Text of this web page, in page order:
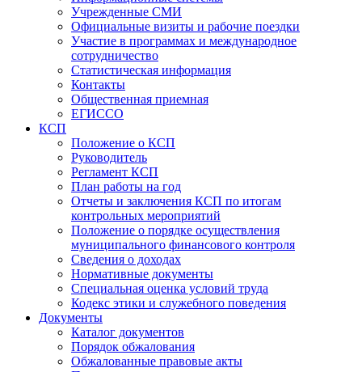
Учрежденные СМИ
Официальные визиты и рабочие поездки
Участие в программах и международное
сотрудничество
Статистическая информация
Контакты
Общественная приемная
ЕГИССО
КСП
Положение о КСП
Руководитель
Регламент КСП
План работы на год
Отчеты и заключения КСП по итогам
контрольных мероприятий
Положение о порядке осуществления
муниципального финансового контроля
Сведения о доходах
Нормативные документы
Специальная оценка условий труда
Кодекс этики и служебного поведения
Документы
Каталог документов
Порядок обжалования
Обжалованные правовые акты